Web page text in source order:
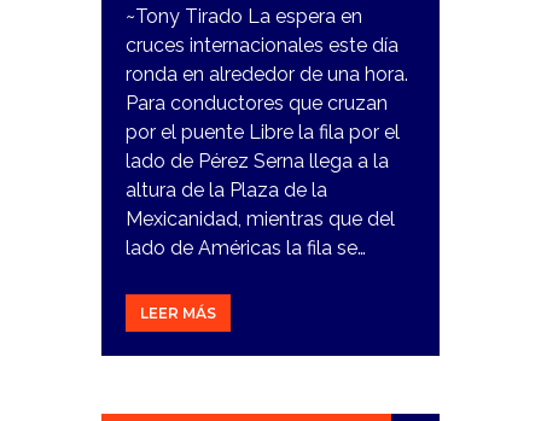
~Tony Tirado La espera en
cruces internacionales este día
ronda en alrededor de una hora.
Para conductores que cruzan
por el puente Libre la fila por el
lado de Pérez Serna llega a la
altura de la Plaza de la
Mexicanidad, mientras que del
lado de Américas la fila se…
LEER MÁS
2